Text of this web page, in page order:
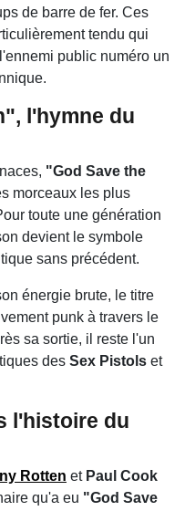
de barre de fer. Ces
tendu qui
public numéro un
l'hymne du
"God Save the
morceaux les plus
toute une génération
devient le symbole
sans précédent.
énergie brute, le titre
punk à travers le
sa sortie, il reste l'un
des Sex Pistols et
l'histoire du
Rotten et Paul Cook
qu'a eu "God Save